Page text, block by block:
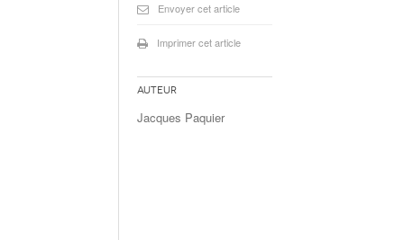
Envoyer cet article
Imprimer cet article
Auteur
Jacques Paquier